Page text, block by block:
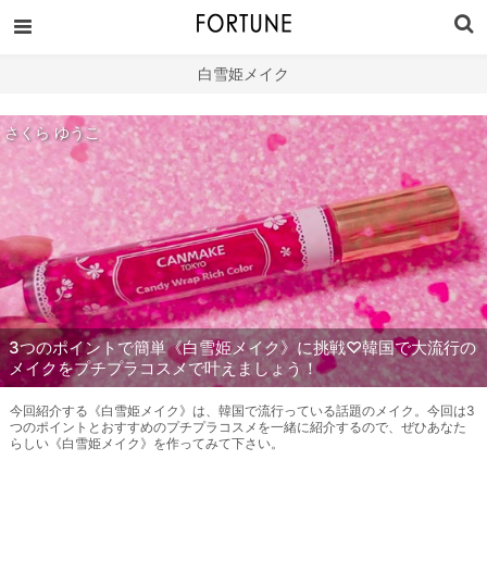
白雪姫メイク
さくら ゆうこ
3つのポイントで簡単《白雪姫メイク》に挑戦♡韓国で大流行の
メイクをプチプラコスメで叶えましょう！
今回紹介する《白雪姫メイク》は、韓国で流行っている話題のメイク。今回は3
つのポイントとおすすめのプチプラコスメを一緒に紹介するので、ぜひあなた
らしい《白雪姫メイク》を作ってみて下さい。